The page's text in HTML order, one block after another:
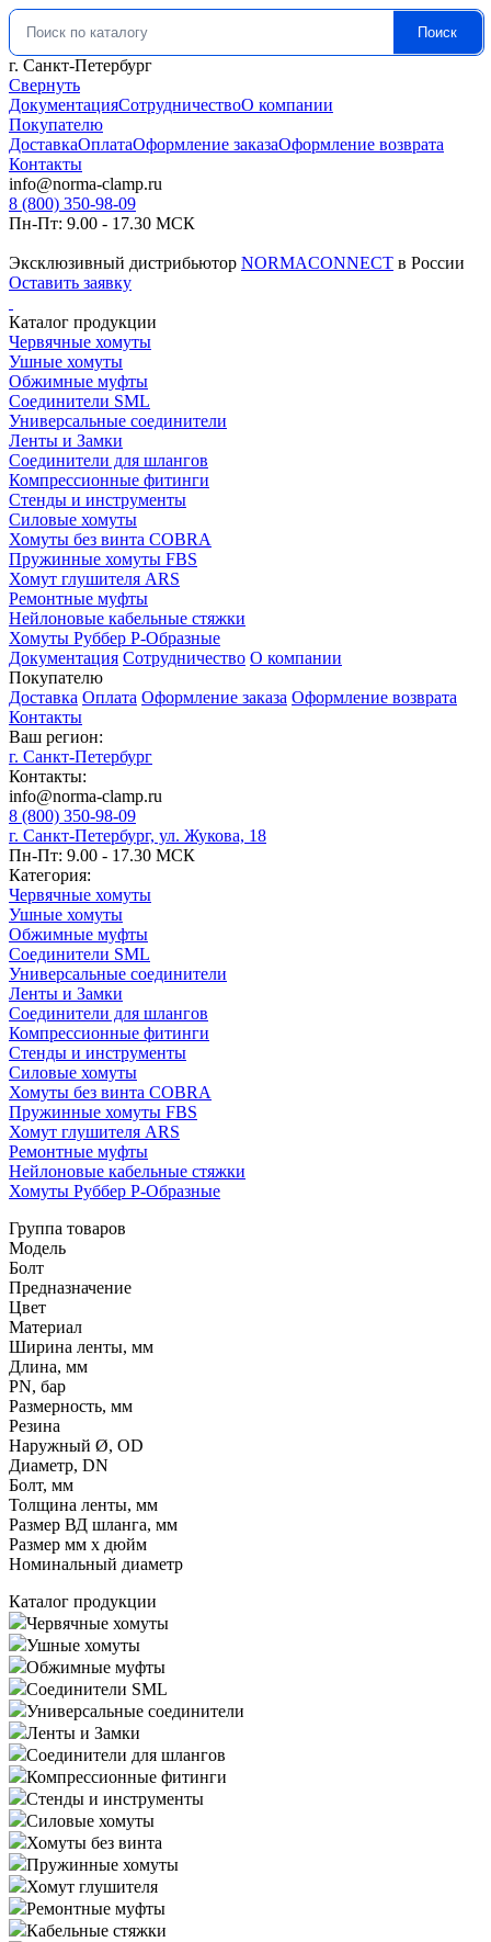
Искать: Поиск
г. Санкт-Петербург
Свернуть
ДокументацияСотрудничествоО компании
Покупателю
ДоставкаОплатаОформление заказаОформление возврата
Контакты
info@norma-clamp.ru
8 (800) 350-98-09
Пн-Пт: 9.00 - 17.30 МСК
Эксклюзивный дистрибьютор NORMACONNECT в России
Оставить заявку
Каталог продукции
Червячные хомуты
Ушные хомуты
Обжимные муфты
Соединители SML
Универсальные соединители
Ленты и Замки
Соединители для шлангов
Компрессионные фитинги
Стенды и инструменты
Силовые хомуты
Хомуты без винта COBRA
Пружинные хомуты FBS
Хомут глушителя ARS
Ремонтные муфты
Нейлоновые кабельные стяжки
Хомуты Руббер Р-Образные
Документация Сотрудничество О компании
Покупателю
Доставка Оплата Оформление заказа Оформление возврата
Контакты
Ваш регион:
г. Санкт-Петербург
Контакты:
info@norma-clamp.ru
8 (800) 350-98-09
г. Санкт-Петербург, ул. Жукова, 18
Пн-Пт: 9.00 - 17.30 МСК
Категория:
Червячные хомуты
Ушные хомуты
Обжимные муфты
Соединители SML
Универсальные соединители
Ленты и Замки
Соединители для шлангов
Компрессионные фитинги
Стенды и инструменты
Силовые хомуты
Хомуты без винта COBRA
Пружинные хомуты FBS
Хомут глушителя ARS
Ремонтные муфты
Нейлоновые кабельные стяжки
Хомуты Руббер Р-Образные
Группа товаров
Модель
Болт
Предназначение
Цвет
Материал
Ширина ленты, мм
Длина, мм
PN, бар
Размерность, мм
Резина
Наружный Ø, OD
Диаметр, DN
Болт, мм
Толщина ленты, мм
Размер ВД шланга, мм
Размер мм x дюйм
Номинальный диаметр
Каталог продукции
Червячные хомуты
Ушные хомуты
Обжимные муфты
Соединители SML
Универсальные соединители
Ленты и Замки
Соединители для шлангов
Компрессионные фитинги
Стенды и инструменты
Силовые хомуты
Хомуты без винта
Пружинные хомуты
Хомут глушителя
Ремонтные муфты
Кабельные стяжки